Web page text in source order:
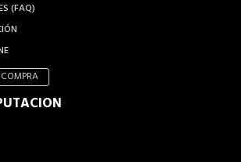
(FAQ)